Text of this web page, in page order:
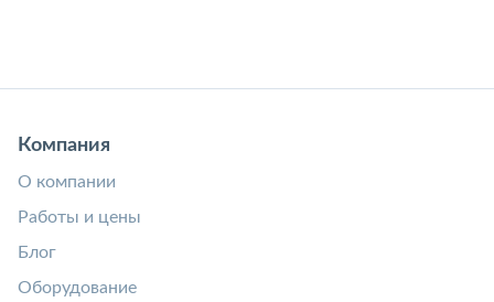
Компания
О компании
Работы и цены
Блог
Оборудование